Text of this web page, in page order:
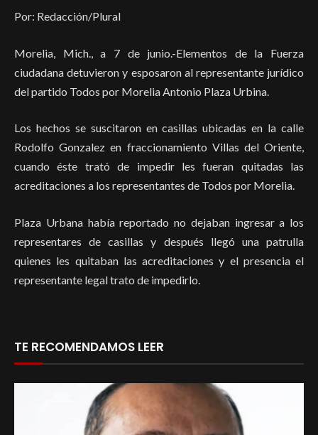
Por: Redacción/Plural
Morelia, Mich., a 7 de junio.-Elementos de la Fuerza
ciudadana detuvieron y esposaron al representante jurídico
del partido Todos por Morelia Antonio Plaza Urbina.
Los hechos se suscitaron en casillas ubicadas en la calle
Rodolfo Gonzalez en fraccionamiento Villas del Oriente,
cuando éste trató de impedir les fueran quitadas las
acreditaciones a los representantes de Todos por Morelia.
Plaza Urbana había reportado no dejaban ingresar a los
representares de casillas y después llegó una patrulla
quienes les quitaban las acreditaciones y el presencia el
representante legal trato de impedirlo.
TE RECOMENDAMOS LEER